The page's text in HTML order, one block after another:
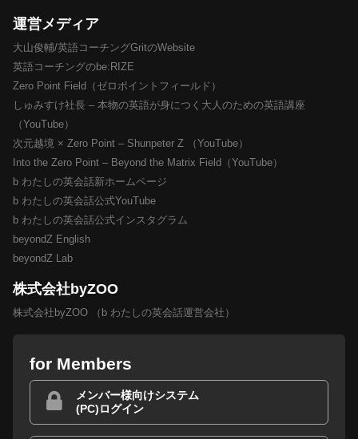
運営メディア
大山俊輔/英語コーチングGritのWebsite
英語コーチングのbe:RIZE
Zero Point Field（ゼロポイントフィールド）
しゅみすけ社長 – 本物の英語が身につく大人のための英語講座
（YouTube）
次元越境 × Zero Point – Shunpeter Z （YouTube）
Into the Zero Point – Beyond the Matrix Field（YouTube）
b わたしの英会話新ホームページ
b わたしの英会話公式YouTube
b わたしの英会話公式インスタグラム
beyondZ English
beyondZ Lab
株式会社byZOO
株式会社byZOO （b わたしの英会話運営会社）
for Members
メンバー様向けシステム
(PC)ログイン